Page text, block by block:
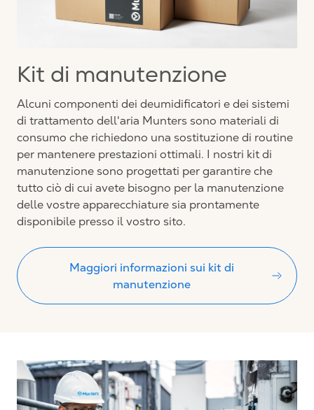
Kit di manutenzione
Alcuni componenti dei deumidificatori e dei sistemi
di trattamento dell'aria Munters sono materiali di
consumo che richiedono una sostituzione di routine
per mantenere prestazioni ottimali. I nostri kit di
manutenzione sono progettati per garantire che
tutto ciò di cui avete bisogno per la manutenzione
delle vostre apparecchiature sia prontamente
disponibile presso il vostro sito.
Maggiori informazioni sui kit di
manutenzione